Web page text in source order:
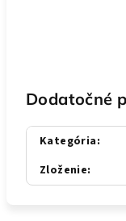
Dodatočné
Kategória:
Zloženie: